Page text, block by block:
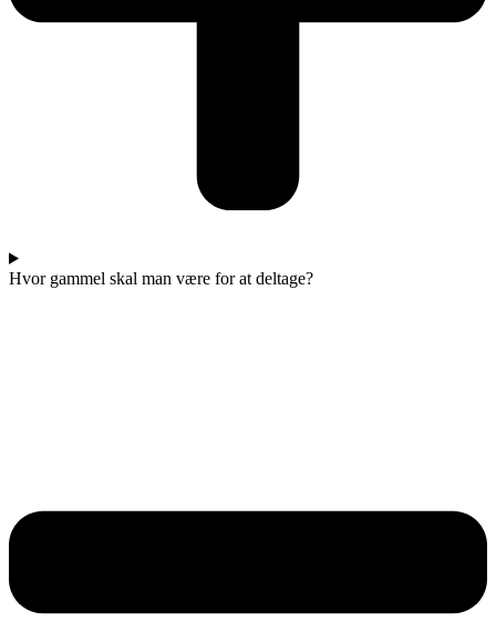
Hvor gammel skal man være for at deltage?